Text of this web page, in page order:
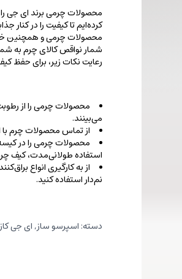
محصولات چرمی برند ای جی را
کرده‌ایم تا کیفیت را در کنار
محصولات چرمی و همچنین
شمار نواقص کالای چرم به
رعایت نکات زیر، برای حفظ
محصولات چرمی را از
می‌بینند.
از تماس محصولات چرم با
محصولات چرمی را در
استفاده طولانی‌مدت، کیف‌
از به کارگیری انواع
نم‌دار استفاده کنید.
دسته: اسپرسو ساز,ای جی